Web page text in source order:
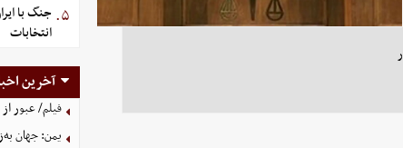
۵. جنگ با
انتخابات
آخرین
فیلم/ عبور
یمن: جهان